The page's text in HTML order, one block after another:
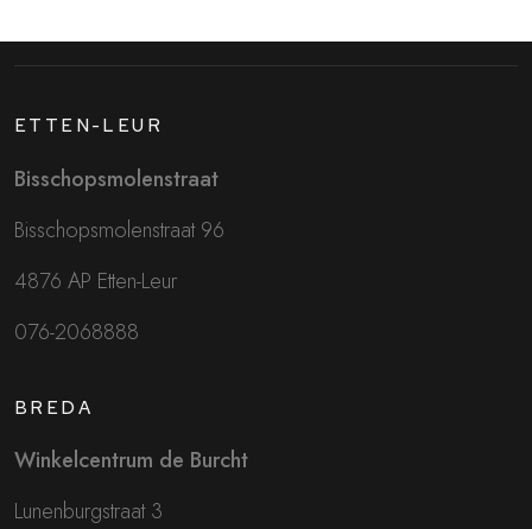
ETTEN-LEUR
Bisschopsmolenstraat
Bisschopsmolenstraat 96
4876 AP Etten-Leur
076-2068888
BREDA
Winkelcentrum de Burcht
Lunenburgstraat 3